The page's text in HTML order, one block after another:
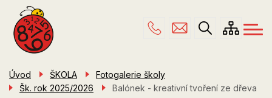
hlavnímu
obsahu
Menu
navigace
ŠKOLA
PRO RODIČE
ÚŘEDNÍ DESKA
Úvod ŠKOLA
Fotogalerie školy
Šk. rok 2025/2026
Balónek - kreativní tvoření ze dřeva